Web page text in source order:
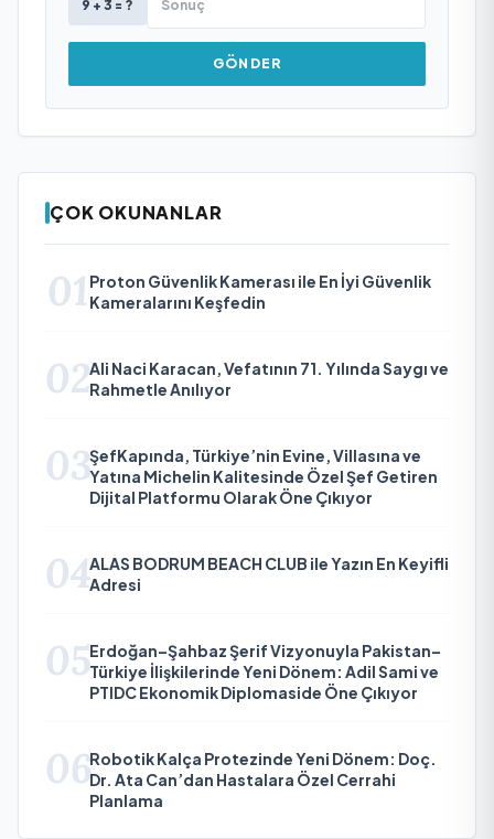
9 + 3 = ?
GÖNDER
ÇOK OKUNANLAR
01 Proton Güvenlik Kamerası ile En İyi Güvenlik
Kameralarını Keşfedin
02Ali Naci Karacan, Vefatının 71. Yılında Saygı ve
Rahmetle Anılıyor
03ŞefKapında, Türkiye’nin Evine, Villasına ve
Yatına Michelin Kalitesinde Özel Şef Getiren
Dijital Platformu Olarak Öne Çıkıyor
04ALAS BODRUM BEACH CLUB ile Yazın En Keyifli
Adresi
05Erdoğan–Şahbaz Şerif Vizyonuyla Pakistan–
Türkiye İlişkilerinde Yeni Dönem: Adil Sami ve
PTIDC Ekonomik Diplomaside Öne Çıkıyor
06Robotik Kalça Protezinde Yeni Dönem: Doç.
Dr. Ata Can’dan Hastalara Özel Cerrahi
Planlama